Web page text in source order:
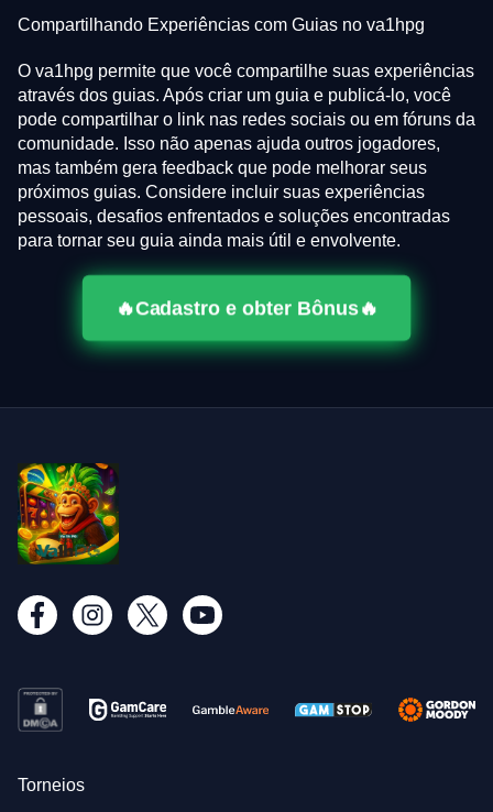
Compartilhando Experiências com Guias no va1hpg
O va1hpg permite que você compartilhe suas experiências
através dos guias. Após criar um guia e publicá-lo, você
pode compartilhar o link nas redes sociais ou em fóruns da
comunidade. Isso não apenas ajuda outros jogadores,
mas também gera feedback que pode melhorar seus
próximos guias. Considere incluir suas experiências
pessoais, desafios enfrentados e soluções encontradas
para tornar seu guia ainda mais útil e envolvente.
🔥Cadastro e obter Bônus🔥
Torneios